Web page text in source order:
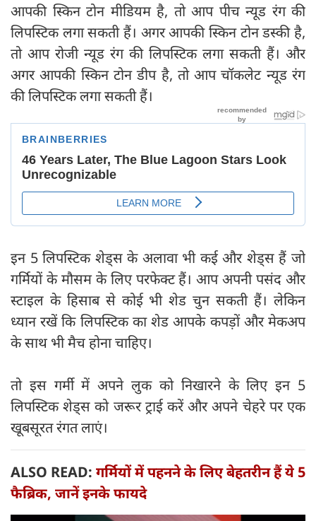
आपकी स्किन टोन मीडियम है, तो आप पीच न्यूड रंग की
लिपस्टिक लगा सकती हैं। अगर आपकी स्किन टोन डस्की है,
तो आप रोजी न्यूड रंग की लिपस्टिक लगा सकती हैं। और
अगर आपकी स्किन टोन डीप है, तो आप चॉकलेट न्यूड रंग
की लिपस्टिक लगा सकती हैं।
इन 5 लिपस्टिक शेड्स के अलावा भी कई और शेड्स हैं जो
गर्मियों के मौसम के लिए परफेक्ट हैं। आप अपनी पसंद और
स्टाइल के हिसाब से कोई भी शेड चुन सकती हैं। लेकिन
ध्यान रखें कि लिपस्टिक का शेड आपके कपड़ों और मेकअप
के साथ भी मैच होना चाहिए।
तो इस गर्मी में अपने लुक को निखारने के लिए इन 5
लिपस्टिक शेड्स को जरूर ट्राई करें और अपने चेहरे पर एक
खूबसूरत रंगत लाएं।
ALSO READ: गर्मियों में पहनने के लिए बेहतरीन हैं ये 5
फैब्रिक, जानें इनके फायदे